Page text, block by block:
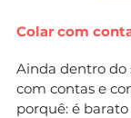
Colar com
Ainda dentro do
com contas e
porquê: é